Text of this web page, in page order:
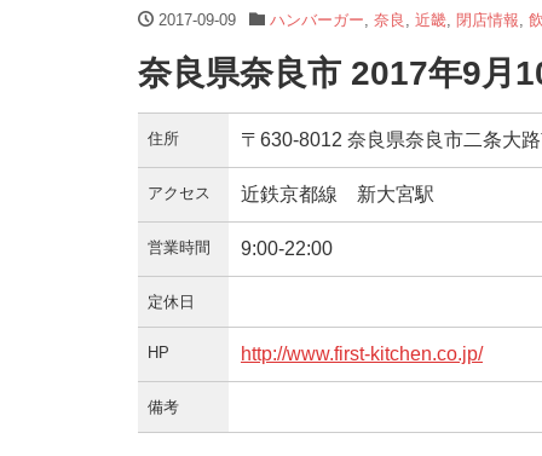
2017-09-09 ハンバーガー 奈良 近畿, 閉店情報
奈良県奈良市 2017年9月
住所 〒630-8012 奈良県奈良市二条大
アクセス 近鉄京都線 新大宮駅
営業時間 9:00-22:00
定休日
HP http://www.first-kitchen.co.jp/
備考